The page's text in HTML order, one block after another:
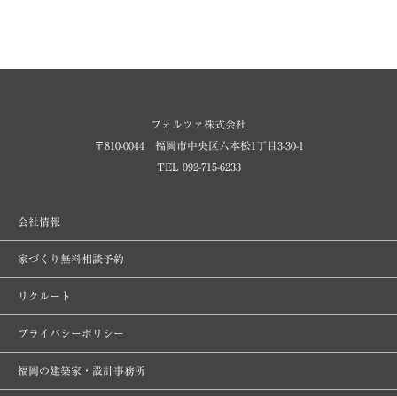
フォルツァ株式会社
〒810-0044 福岡市中央区六本松1丁目3-30-1
TEL 092-715-6233
会社情報
家づくり無料相談予約
リクルート
プライバシーポリシー
福岡の建築家・設計事務所